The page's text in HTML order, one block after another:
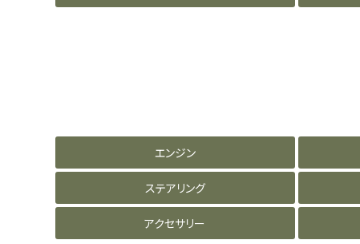
エンジン
ステアリング
アクセサリー